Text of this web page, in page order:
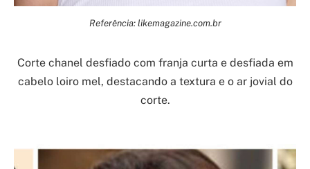
Referência: likemagazine.com.br
Corte chanel desfiado com franja curta e desfiada em
cabelo loiro mel, destacando a textura e o ar jovial do
corte.